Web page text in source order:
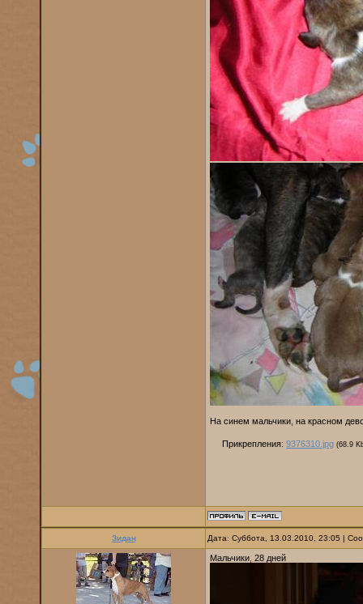
На синем мальчики, на красном
Прикрепления: 9376310.jpg (68.9
Зидан Дата: Суббота, 13.03.2010, 23:05 |
Мальчики, 28 дней